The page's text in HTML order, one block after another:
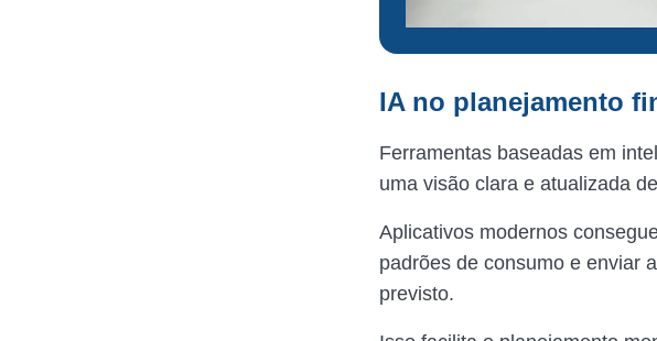
IA no planejamento
Ferramentas baseadas em
uma visão clara e atualizada
Aplicativos modernos
padrões de consumo e enviar
previsto.